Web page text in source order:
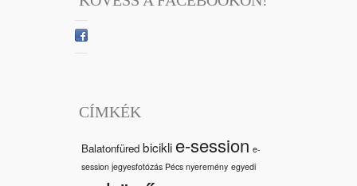
CÍMKÉK
Balatonfüred bicikli e-session e-
session jegyesfotózás Pécs nyeremény egyedi